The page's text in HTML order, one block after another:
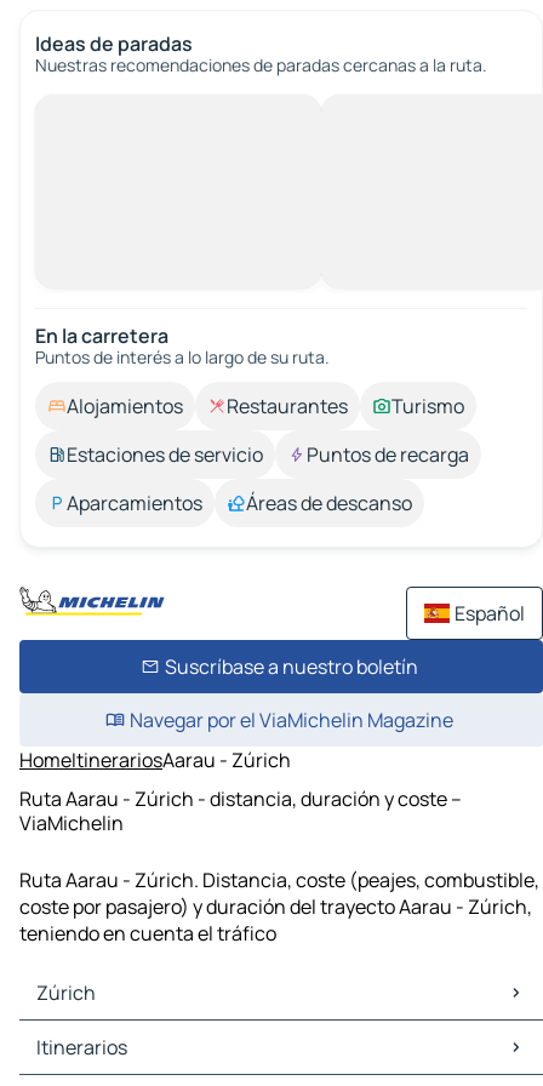
Ideas de paradas
Nuestras recomendaciones de paradas cercanas a la ruta.
En la carretera
Puntos de interés a lo largo de su ruta.
Alojamientos Restaurantes
Turismo
Estaciones de servicio
Puntos de recarga
Aparcamientos
Áreas de descanso
Español
Suscríbase a nuestro boletín
Navegar por el ViaMichelin Magazine
HomeItinerariosAarau - Zúrich
Ruta Aarau - Zúrich - distancia, duración y coste –
ViaMichelin
Ruta Aarau - Zúrich. Distancia, coste (peajes, combustible,
coste por pasajero) y duración del trayecto Aarau - Zúrich,
teniendo en cuenta el tráfico
Zúrich
Zúrich Mapas Planos
Zúrich Trafico
Itinerarios